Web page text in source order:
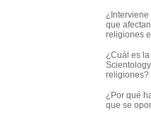
que
religiones
¿Cuál es
religiones?
¿Por qué
que se